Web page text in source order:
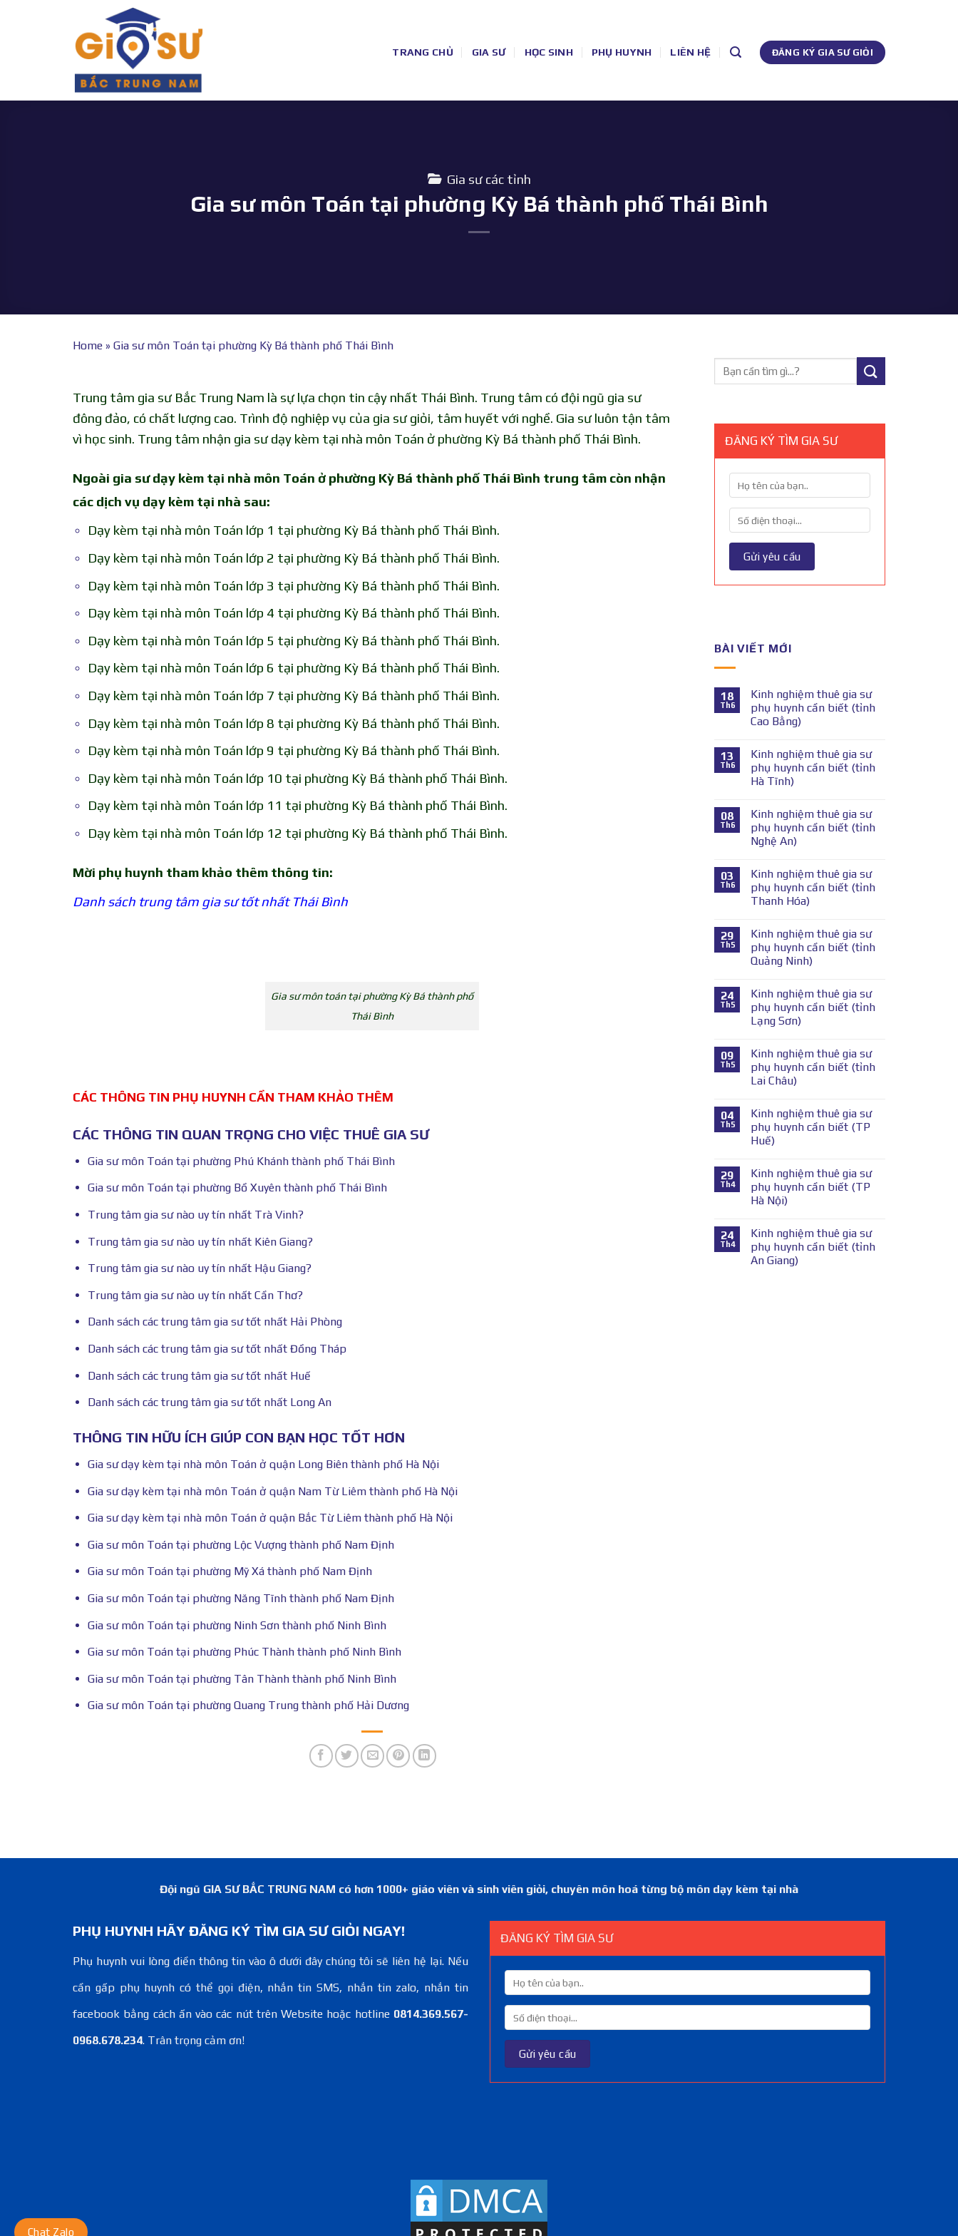
TRANG CHỦ GIA SƯ HỌC SINH PHỤ HUYNH LIÊN HỆ ĐĂNG KÝ GIA SƯ GIỎI
Gia sư các tỉnh
Gia sư môn Toán tại phường Kỳ Bá thành phố Thái Bình
Home » Gia sư môn Toán tại phường Kỳ Bá thành phố Thái Bình
Trung tâm gia sư Bắc Trung Nam là sự lựa chọn tin cậy nhất Thái Bình. Trung tâm có đội ngũ gia sư
đông đảo, có chất lượng cao. Trình độ nghiệp vụ của gia sư giỏi, tâm huyết với nghề. Gia sư luôn tận tâm
vì học sinh. Trung tâm nhận gia sư dạy kèm tại nhà môn Toán ở phường Kỳ Bá thành phố Thái Bình.
Ngoài gia sư dạy kèm tại nhà môn Toán ở phường Kỳ Bá thành phố Thái Bình trung tâm còn nhận
các dịch vụ dạy kèm tại nhà sau:
Dạy kèm tại nhà môn Toán lớp 1 tại phường Kỳ Bá thành phố Thái Bình.
Dạy kèm tại nhà môn Toán lớp 2 tại phường Kỳ Bá thành phố Thái Bình.
Dạy kèm tại nhà môn Toán lớp 3 tại phường Kỳ Bá thành phố Thái Bình.
Dạy kèm tại nhà môn Toán lớp 4 tại phường Kỳ Bá thành phố Thái Bình.
Dạy kèm tại nhà môn Toán lớp 5 tại phường Kỳ Bá thành phố Thái Bình.
Dạy kèm tại nhà môn Toán lớp 6 tại phường Kỳ Bá thành phố Thái Bình.
Dạy kèm tại nhà môn Toán lớp 7 tại phường Kỳ Bá thành phố Thái Bình.
Dạy kèm tại nhà môn Toán lớp 8 tại phường Kỳ Bá thành phố Thái Bình.
Dạy kèm tại nhà môn Toán lớp 9 tại phường Kỳ Bá thành phố Thái Bình.
Dạy kèm tại nhà môn Toán lớp 10 tại phường Kỳ Bá thành phố Thái Bình.
Dạy kèm tại nhà môn Toán lớp 11 tại phường Kỳ Bá thành phố Thái Bình.
Dạy kèm tại nhà môn Toán lớp 12 tại phường Kỳ Bá thành phố Thái Bình.
Mời phụ huynh tham khảo thêm thông tin:
Danh sách trung tâm gia sư tốt nhất Thái Bình
Gia sư môn toán tại phường Kỳ Bá thành phố
Thái Bình
CÁC THÔNG TIN PHỤ HUYNH CẦN THAM KHẢO THÊM
CÁC THÔNG TIN QUAN TRỌNG CHO VIỆC THUÊ GIA SƯ
Gia sư môn Toán tại phường Phú Khánh thành phố Thái Bình
Gia sư môn Toán tại phường Bồ Xuyên thành phố Thái Bình
Trung tâm gia sư nào uy tín nhất Trà Vinh?
Trung tâm gia sư nào uy tín nhất Kiên Giang?
Trung tâm gia sư nào uy tín nhất Hậu Giang?
Trung tâm gia sư nào uy tín nhất Cần Thơ?
Danh sách các trung tâm gia sư tốt nhất Hải Phòng
Danh sách các trung tâm gia sư tốt nhất Đồng Tháp
Danh sách các trung tâm gia sư tốt nhất Huế
Danh sách các trung tâm gia sư tốt nhất Long An
THÔNG TIN HỮU ÍCH GIÚP CON BẠN HỌC TỐT HƠN
Gia sư dạy kèm tại nhà môn Toán ở quận Long Biên thành phố Hà Nội
Gia sư dạy kèm tại nhà môn Toán ở quận Nam Từ Liêm thành phố Hà Nội
Gia sư dạy kèm tại nhà môn Toán ở quận Bắc Từ Liêm thành phố Hà Nội
Gia sư môn Toán tại phường Lộc Vượng thành phố Nam Định
Gia sư môn Toán tại phường Mỹ Xá thành phố Nam Định
Gia sư môn Toán tại phường Năng Tĩnh thành phố Nam Định
Gia sư môn Toán tại phường Ninh Sơn thành phố Ninh Bình
Gia sư môn Toán tại phường Phúc Thành thành phố Ninh Bình
Gia sư môn Toán tại phường Tân Thành thành phố Ninh Bình
Gia sư môn Toán tại phường Quang Trung thành phố Hải Dương
ĐĂNG KÝ TÌM GIA SƯ
BÀI VIẾT MỚI
18
Th6
Kinh nghiệm thuê gia sư
phụ huynh cần biết (tỉnh
Cao Bằng)
13
Th6
Kinh nghiệm thuê gia sư
phụ huynh cần biết (tỉnh
Hà Tĩnh)
08
Th6
Kinh nghiệm thuê gia sư
phụ huynh cần biết (tỉnh
Nghệ An)
03
Th6
Kinh nghiệm thuê gia sư
phụ huynh cần biết (tỉnh
Thanh Hóa)
29
Th5
Kinh nghiệm thuê gia sư
phụ huynh cần biết (tỉnh
Quảng Ninh)
24
Th5
Kinh nghiệm thuê gia sư
phụ huynh cần biết (tỉnh
Lạng Sơn)
09
Th5
Kinh nghiệm thuê gia sư
phụ huynh cần biết (tỉnh
Lai Châu)
04
Th5
Kinh nghiệm thuê gia sư
phụ huynh cần biết (TP
Huế)
29
Th4
Kinh nghiệm thuê gia sư
phụ huynh cần biết (TP
Hà Nội)
24
Th4
Kinh nghiệm thuê gia sư
phụ huynh cần biết (tỉnh
An Giang)
Đội ngũ GIA SƯ BẮC TRUNG NAM có hơn 1000+ giáo viên và sinh viên giỏi, chuyên môn hoá từng bộ môn dạy kèm tại nhà
PHỤ HUYNH HÃY ĐĂNG KÝ TÌM GIA SƯ GIỎI NGAY!
Phụ huynh vui lòng điền thông tin vào ô dưới đây chúng tôi sẽ liên hệ lại. Nếu
cần gấp phụ huynh có thể gọi điện, nhắn tin SMS, nhắn tin zalo, nhắn tin
facebook bằng cách ấn vào các nút trên Website hoặc hotline 0814.369.567-
0968.678.234. Trân trọng cảm ơn!
ĐĂNG KÝ TÌM GIA SƯ
Chat Zalo